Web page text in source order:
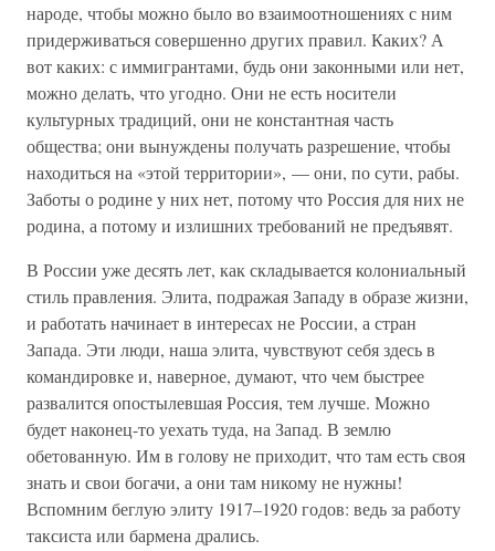
народе, чтобы можно было во взаимоотношениях с ним
придерживаться совершенно других правил. Каких? А
вот каких: с иммигрантами, будь они законными или нет,
можно делать, что угодно. Они не есть носители
культурных традиций, они не константная часть
общества; они вынуждены получать разрешение, чтобы
находиться на «этой территории», — они, по сути, рабы.
Заботы о родине у них нет, потому что Россия для них не
родина, а потому и излишних требований не предъявят.
В России уже десять лет, как складывается колониальный
стиль правления. Элита, подражая Западу в образе жизни,
и работать начинает в интересах не России, а стран
Запада. Эти люди, наша элита, чувствуют себя здесь в
командировке и, наверное, думают, что чем быстрее
развалится опостылевшая Россия, тем лучше. Можно
будет наконец-то уехать туда, на Запад. В землю
обетованную. Им в голову не приходит, что там есть своя
знать и свои богачи, а они там никому не нужны!
Вспомним беглую элиту 1917–1920 годов: ведь за работу
таксиста или бармена дрались.